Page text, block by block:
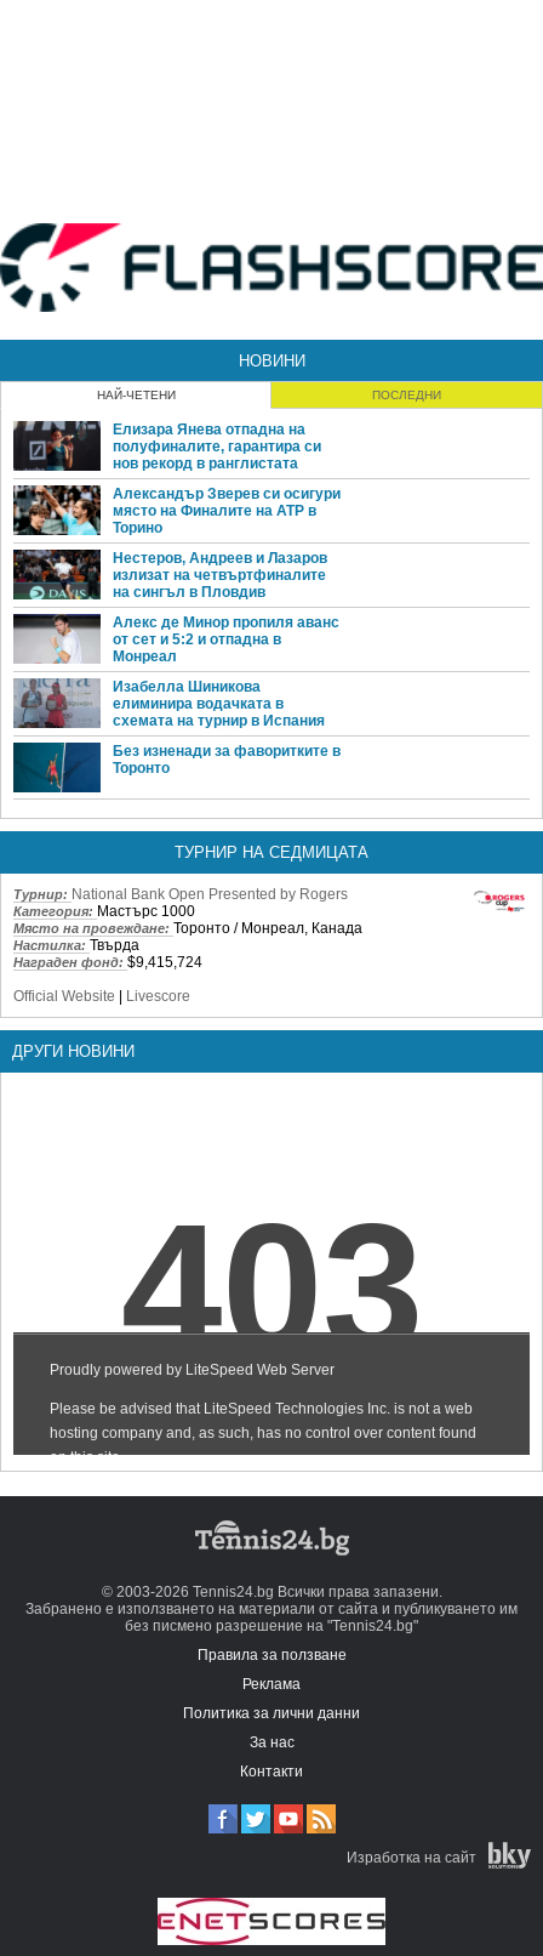
НОВИНИ
НАЙ-ЧЕТЕНИ ПОСЛЕДНИ
Елизара Янева отпадна на
полуфиналите, гарантира си
нов рекорд в ранглистата
Александър Зверев си осигури
място на Финалите на ATP в
Торино
Нестеров, Андреев и Лазаров
излизат на четвъртфиналите
на сингъл в Пловдив
Алекс де Минор пропиля аванс
от сет и 5:2 и отпадна в
Монреал
Изабелла Шиникова
елиминира водачката в
схемата на турнир в Испания
Без изненади за фаворитките в
Торонто
ТУРНИР НА СЕДМИЦАТА
Турнир: National Bank Open Presented by Rogers
Категория: Мастърс 1000
Място на провеждане: Торонто / Монреал, Канада
Настилка: Твърда
Награден фонд: $9,415,724
Official Website | Livescore
ДРУГИ НОВИНИ
© 2003-2026 Tennis24.bg Всички права запазени.
Забранено е използването на материали от сайта и публикуването им
без писмено разрешение на "Tennis24.bg"
Правила за ползване
Реклама
Политика за лични данни
За нас
Контакти
Изработка на сайт